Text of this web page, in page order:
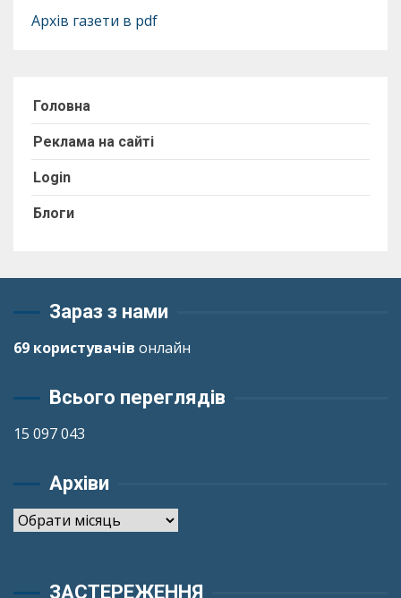
Архів газети в pdf
Головна
Реклама на сайті
Login
Блоги
Зараз з нами
69 користувачів онлайн
Всього переглядів
15 097 043
Архіви
Архіви
ЗАСТЕРЕЖЕННЯ